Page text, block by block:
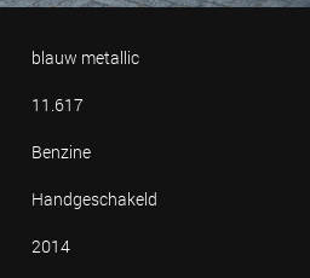
blauw metallic
11.617
Benzine
Handgeschakeld
2014